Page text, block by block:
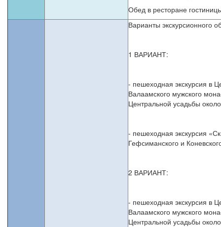
Обед в ресторане
Варианты экскурсионного
1 ВАРИАНТ:
- пешеходная экскурсия в
Валаамского мужского
Центральной усадьбы
- пешеходная экскурсия
Гефсиманского и
2 ВАРИАНТ:
- пешеходная экскурсия в
Валаамского мужского
Центральной усадьбы